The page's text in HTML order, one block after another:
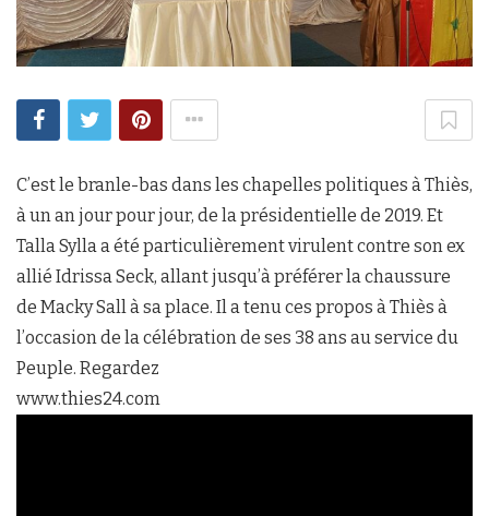
C’est le branle-bas dans les chapelles politiques à Thiès,
à un an jour pour jour, de la présidentielle de 2019. Et
Talla Sylla a été particulièrement virulent contre son ex
allié Idrissa Seck, allant jusqu’à préférer la chaussure
de Macky Sall à sa place. Il a tenu ces propos à Thiès à
l’occasion de la célébration de ses 38 ans au service du
Peuple. Regardez
www.thies24.com